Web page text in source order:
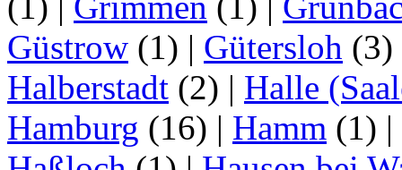
Güstrow (1) | Gütersloh (3)
Halberstadt (2) | Halle
Hamburg (16) | Hamm (1) |